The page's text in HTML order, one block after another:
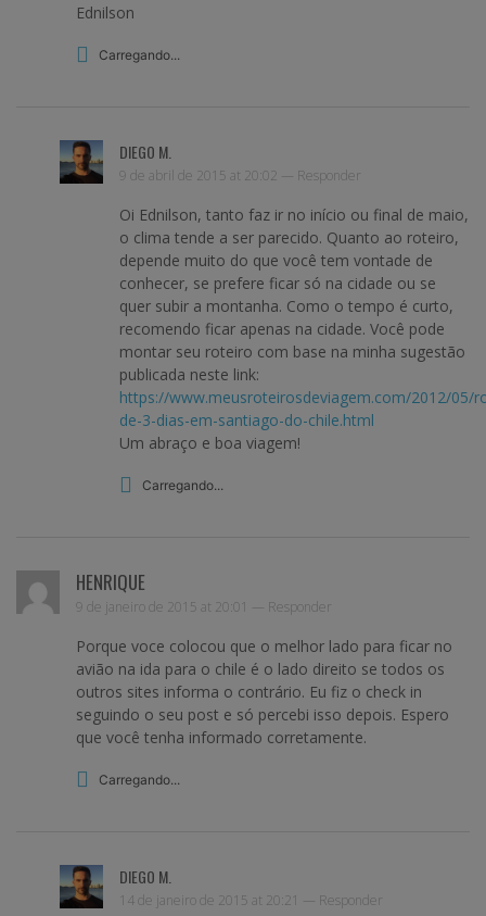
Ednilson
Carregando...
DIEGO M.
9 de abril de 2015 at 20:02 — Responder
Oi Ednilson, tanto faz ir no início ou final de maio,
o clima tende a ser parecido. Quanto ao roteiro,
depende muito do que você tem vontade de
conhecer, se prefere ficar só na cidade ou se
quer subir a montanha. Como o tempo é curto,
recomendo ficar apenas na cidade. Você pode
montar seu roteiro com base na minha sugestão
publicada neste link:
https://www.meusroteirosdeviagem.com/2012/05/
de-3-dias-em-santiago-do-chile.html
Um abraço e boa viagem!
Carregando...
HENRIQUE
9 de janeiro de 2015 at 20:01 — Responder
Porque voce colocou que o melhor lado para ficar no
avião na ida para o chile é o lado direito se todos os
outros sites informa o contrário. Eu fiz o check in
seguindo o seu post e só percebi isso depois. Espero
que você tenha informado corretamente.
Carregando...
DIEGO M.
14 de janeiro de 2015 at 20:21 — Responder